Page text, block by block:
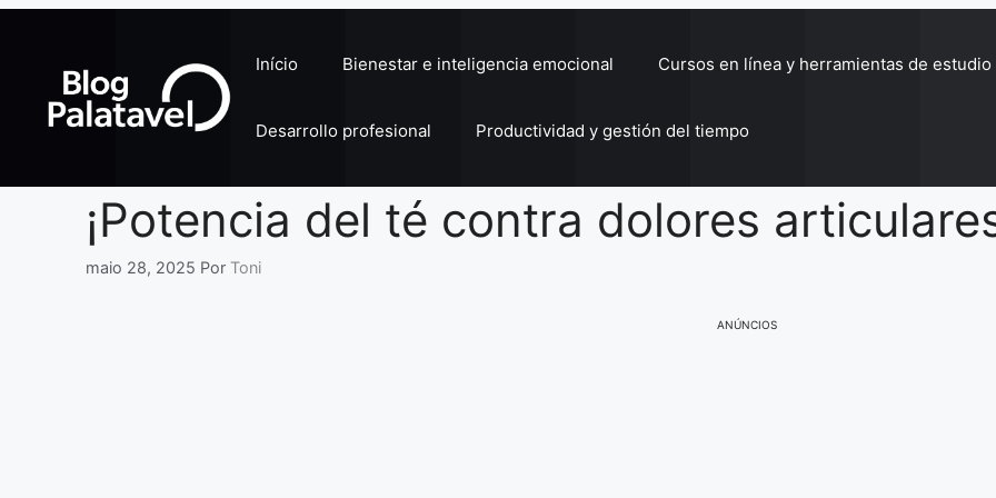
conteúdo
Início Bienestar e inteligencia emocional Cursos en línea y herramientas de estudio
Desarrollo profesional Productividad y gestión del tiempo
¡Potencia del té contra dolores
maio 28, 2025 Por Toni
ANÚNCIOS